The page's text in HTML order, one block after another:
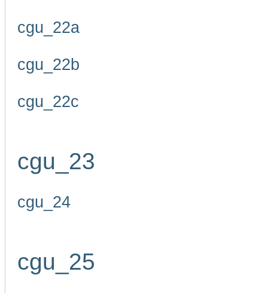
cgu_22a
cgu_22b
cgu_22c
cgu_23
cgu_24
cgu_25